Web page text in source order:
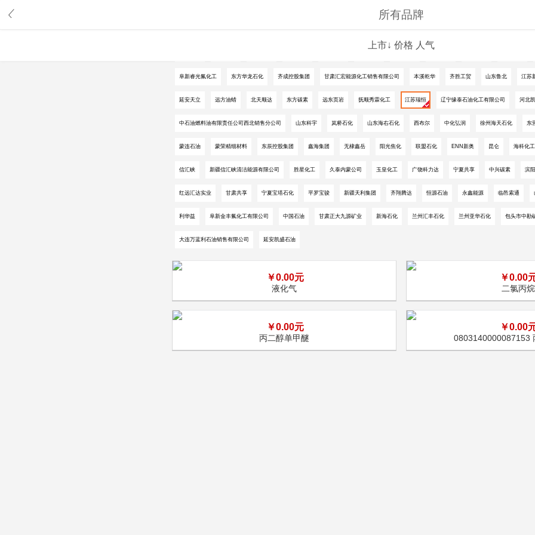
所有品牌
阜新睿光氟化工 东方华龙石化 齐成控股集团 甘肃汇宏能源化工销售有限公司 本溪乾华 齐胜工贸 山东鲁北 江苏
延安天立 远方油蜡 北天顺达 东方碳素 远东页岩 抚顺秀霖化工 江苏瑞恒 辽宁缘泰石油化工有限公司 河北
中石油燃料油有限责任公司西北销售分公司 山东科宇 岚桥石化 山东海右石化 西布尔 中化弘润 徐州海天石化 东
蒙连石油 蒙荣精细材料 东辰控股集团 鑫海集团 无棣鑫岳 阳光焦化 联盟石化 ENN新奥 昆仑 海科化工
信汇峡 新疆信汇峡清洁能源有限公司 胜星化工 久泰内蒙公司 玉皇化工 广饶科力达 宁夏共享 中兴碳素 滨
红远汇达实业 甘肃共享 宁夏宝塔石化 平罗宝骏 新疆天利集团 齐翔腾达 恒源石油 永鑫能源 临邑索通
利华益 阜新金丰氟化工有限公司 中国石油 甘肃正大九源矿业 新海石化 兰州汇丰石化 兰州亚华石化 包头市中勘
大连万蓝利石油销售有限公司 延安凯盛石油
上市↓ 价格 人气
液化气
￥0.00元
二氯丙烷
￥0.00
丙二醇单甲醚
￥0.00元
0803140000087153
￥0.00